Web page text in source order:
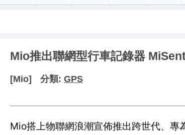
Mio推出聯網型行車記錄器
[Mio] 分類: GPS
Mio搭上物聯網浪潮宣佈推出跨世代、